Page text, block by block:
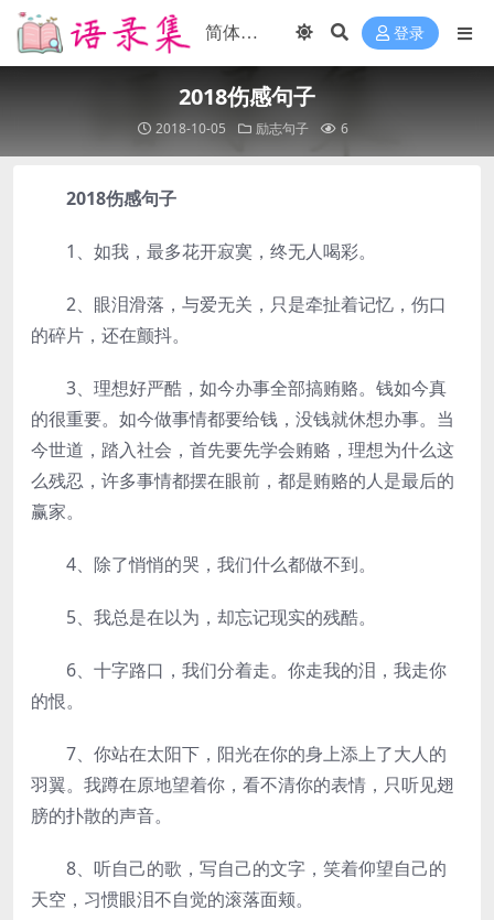
登录
2018伤感句子
2018-10-05 励志句子 6
2018伤感句子
1、如我，最多花开寂寞，终无人喝彩。
2、眼泪滑落，与爱无关，只是牵扯着记忆，伤口
的碎片，还在颤抖。
3、理想好严酷，如今办事全部搞贿赂。钱如今真
的很重要。如今做事情都要给钱，没钱就休想办事。当
今世道，踏入社会，首先要先学会贿赂，理想为什么这
么残忍，许多事情都摆在眼前，都是贿赂的人是最后的
赢家。
4、除了悄悄的哭，我们什么都做不到。
5、我总是在以为，却忘记现实的残酷。
6、十字路口，我们分着走。你走我的泪，我走你
的恨。
7、你站在太阳下，阳光在你的身上添上了大人的
羽翼。我蹲在原地望着你，看不清你的表情，只听见翅
膀的扑散的声音。
8、听自己的歌，写自己的文字，笑着仰望自己的
天空，习惯眼泪不自觉的滚落面颊。